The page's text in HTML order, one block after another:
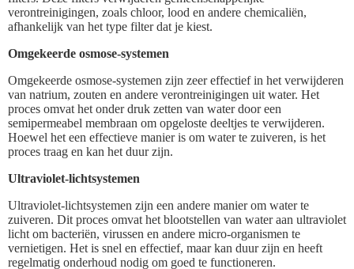
verontreinigingen, zoals chloor, lood en andere chemicaliën,
afhankelijk van het type filter dat je kiest.
Omgekeerde osmose-systemen
Omgekeerde osmose-systemen zijn zeer effectief in het verwijderen
van natrium, zouten en andere verontreinigingen uit water. Het
proces omvat het onder druk zetten van water door een
semipermeabel membraan om opgeloste deeltjes te verwijderen.
Hoewel het een effectieve manier is om water te zuiveren, is het
proces traag en kan het duur zijn.
Ultraviolet-lichtsystemen
Ultraviolet-lichtsystemen zijn een andere manier om water te
zuiveren. Dit proces omvat het blootstellen van water aan ultraviolet
licht om bacteriën, virussen en andere micro-organismen te
vernietigen. Het is snel en effectief, maar kan duur zijn en heeft
regelmatig onderhoud nodig om goed te functioneren.